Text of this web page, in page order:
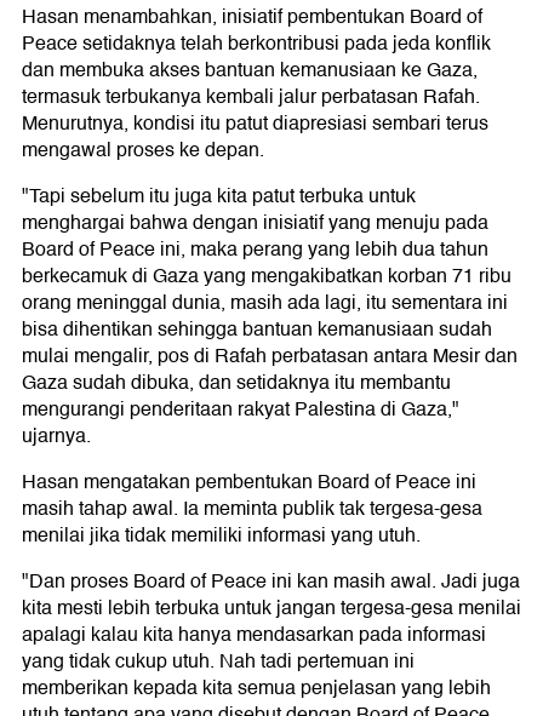
Hasan menambahkan, inisiatif pembentukan Board of
Peace setidaknya telah berkontribusi pada jeda konflik
dan membuka akses bantuan kemanusiaan ke Gaza,
termasuk terbukanya kembali jalur perbatasan Rafah.
Menurutnya, kondisi itu patut diapresiasi sembari terus
mengawal proses ke depan.
"Tapi sebelum itu juga kita patut terbuka untuk
menghargai bahwa dengan inisiatif yang menuju pada
Board of Peace ini, maka perang yang lebih dua tahun
berkecamuk di Gaza yang mengakibatkan korban 71 ribu
orang meninggal dunia, masih ada lagi, itu sementara ini
bisa dihentikan sehingga bantuan kemanusiaan sudah
mulai mengalir, pos di Rafah perbatasan antara Mesir dan
Gaza sudah dibuka, dan setidaknya itu membantu
mengurangi penderitaan rakyat Palestina di Gaza,"
ujarnya.
Hasan mengatakan pembentukan Board of Peace ini
masih tahap awal. Ia meminta publik tak tergesa-gesa
menilai jika tidak memiliki informasi yang utuh.
"Dan proses Board of Peace ini kan masih awal. Jadi juga
kita mesti lebih terbuka untuk jangan tergesa-gesa menilai
apalagi kalau kita hanya mendasarkan pada informasi
yang tidak cukup utuh. Nah tadi pertemuan ini
memberikan kepada kita semua penjelasan yang lebih